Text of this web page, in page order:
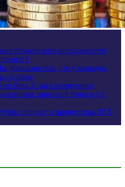
блокировать пользователей
тем, что у команды
состава»
Dota 2: дата проведения,
призовой фонд и где
получат и процессоры RTX